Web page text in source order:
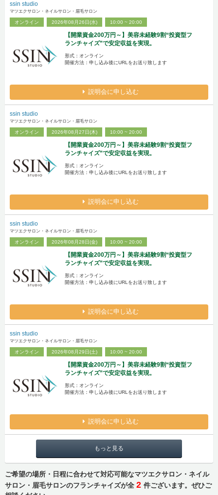
ssin studio
マツエクサロン・ネイルサロン・眉毛サロン
オンライン 2026年08月26日(水) 10:00 ~ 20:00
【開業資金200万円～】美容未経験9割“投資型フ
ランチャイズ”で安定収益を実現。
形式：オンライン
開催方法：申し込み後にURLをお送り致します
説明会に申し込む
ssin studio
マツエクサロン・ネイルサロン・眉毛サロン
オンライン 2026年08月27日(木) 10:00 ~ 20:00
【開業資金200万円～】美容未経験9割“投資型フ
ランチャイズ”で安定収益を実現。
形式：オンライン
開催方法：申し込み後にURLをお送り致します
説明会に申し込む
ssin studio
マツエクサロン・ネイルサロン・眉毛サロン
オンライン 2026年08月28日(金) 10:00 ~ 20:00
【開業資金200万円～】美容未経験9割“投資型フ
ランチャイズ”で安定収益を実現。
形式：オンライン
開催方法：申し込み後にURLをお送り致します
説明会に申し込む
ssin studio
マツエクサロン・ネイルサロン・眉毛サロン
オンライン 2026年08月29日(土) 10:00 ~ 20:00
【開業資金200万円～】美容未経験9割“投資型フ
ランチャイズ”で安定収益を実現。
形式：オンライン
開催方法：申し込み後にURLをお送り致します
説明会に申し込む
もっと見る
ご希望の場所・日程に合わせて対応可能なマツエクサロン・ネイル
サロン・眉毛サロンのフランチャイズが全 2 件ございます。ぜひご